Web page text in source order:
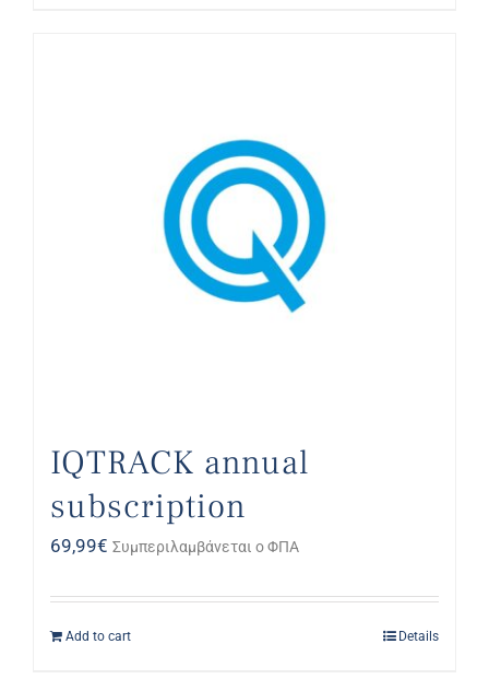
IQTRACK annual
subscription
69,99€ Συμπεριλαμβάνεται ο ΦΠΑ
Add to cart Details